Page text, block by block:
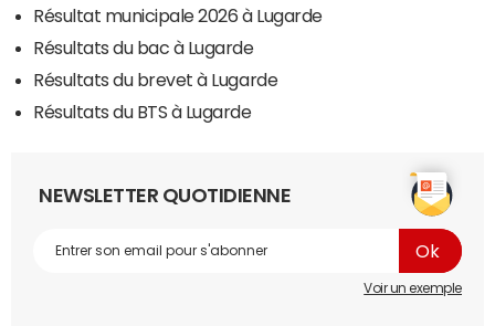
Résultat municipale 2026 à Lugarde
Résultats du bac à Lugarde
Résultats du brevet à Lugarde
Résultats du BTS à Lugarde
NEWSLETTER QUOTIDIENNE
Voir un exemple